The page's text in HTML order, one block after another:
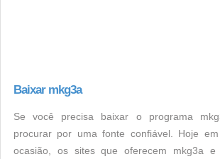
Baixar mkg3a
Se você precisa baixar o programa
procurar por uma fonte confiável. Hoje
ocasião, os sites que oferecem mkg3a e